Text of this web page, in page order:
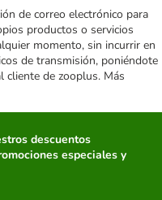
de correo electrónico para
productos o servicios
momento, sin incurrir en
de transmisión, poniéndote
cliente de zooplus. Más
descuentos
especiales y